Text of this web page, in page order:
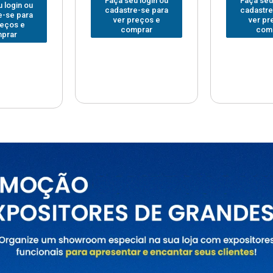
se para
e
cadastre-se para
ver preços e
comprar
ver